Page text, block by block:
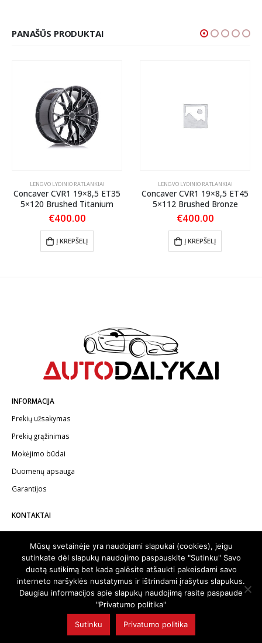
PANAŠŪS PRODUKTAI
LENGVO LYDINIO RATLANKIAI
Concaver CVR1 19×8,5 ET35
5×120 Brushed Titanium
€400.00
Į KREPŠELĮ
LENGVO LYDINIO RATLANKIAI
Concaver CVR1 19×8,5 ET45
5×112 Brushed Bronze
€400.00
Į KREPŠELĮ
INFORMACIJA
Prekių užsakymas
Prekių grąžinimas
Mokėjimo būdai
Duomenų apsauga
Garantijos
KONTAKTAI
Telefonas:+370 602 62622
El.paštas: info@autodalykai.lt
© 2024. Visos teisės saugomos | Svetainę sukūrė:svetainesideja.lt
Mūsų svetainėje yra naudojami slapukai (cookies), jeigu
sutinkate dėl slapukų naudojimo paspauskite "Sutinku" Savo
duotą sutikimą bet kada galėsite atšaukti pakeisdami savo
interneto naršyklės nustatymus ir ištrindami įrašytus slapukus.
Daugiau informacijos apie slapukų naudojimą rasite paspaude
"Privatumo politika"
Sutinku Privatumo politika